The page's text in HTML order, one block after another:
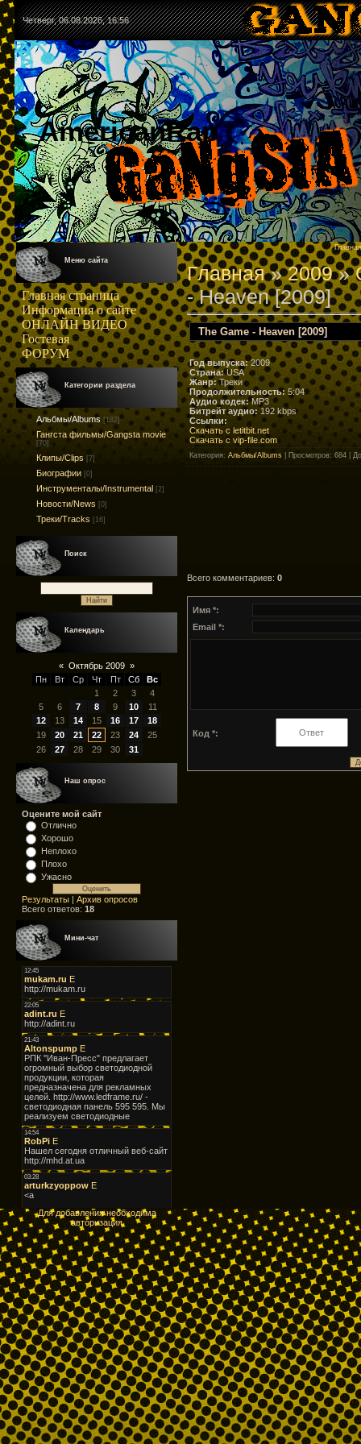
Четверг, 06.08.2026, 16:56
AmericanRap
Меню сайта
Главная страница
Информация о сайте
ОНЛАЙН ВИДЕО
Гостевая
ФОРУМ
Категории раздела
Альбмы/Albums [182]
Гангста фильмы/Gangsta movie
[70]
Клипы/Clips [7]
Биографии [0]
Инструменталы/Instrumental [2]
Новости/News [0]
Треки/Tracks [16]
Поиск
Календарь
« Октябрь 2009 »
Пн
Вт Ср Чт Пт Сб
Вс
1
2 3
4
5
6 7 8 9 10
11
12
13 14 15 16 17
18
19
20 21 22 23 24
25
26
27 28 29 30 31
Наш опрос
Оцените мой сайт
Отлично
Хорошо
Неплохо
Плохо
Ужасно
Результаты | Архив опросов
Всего ответов: 18
Мини-чат
Для добавления необходима
авторизация
Главная
Главная»2009 »
- Heaven [2009]
The Game - Heaven [2009]
Год выпуска:2009
Страна:USA
Жанр:Треки
Продолжительность: 5:04
Аудио кодек:MP3
Битрейт аудио: 192 kbps
Ссылки:
Скачать с letitbit.net
Скачать с vip-file.com
Категория: Альбмы/Albums Просмотров: 684 |
Всего комментариев: 0
Имя *:
Email *:
Код *: